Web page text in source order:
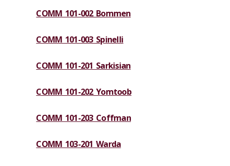
COMM 101-002 Bommen
COMM 101-003 Spinelli
COMM 101-201 Sarkisian
COMM 101-202 Yomtoob
COMM 101-203 Coffman
COMM 103-201 Warda